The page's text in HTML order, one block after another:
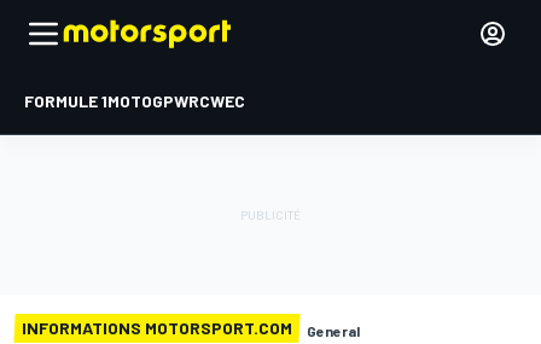
FORMULE 1MOTOGPWRCWEC
INFORMATIONS MOTORSPORT.COM General